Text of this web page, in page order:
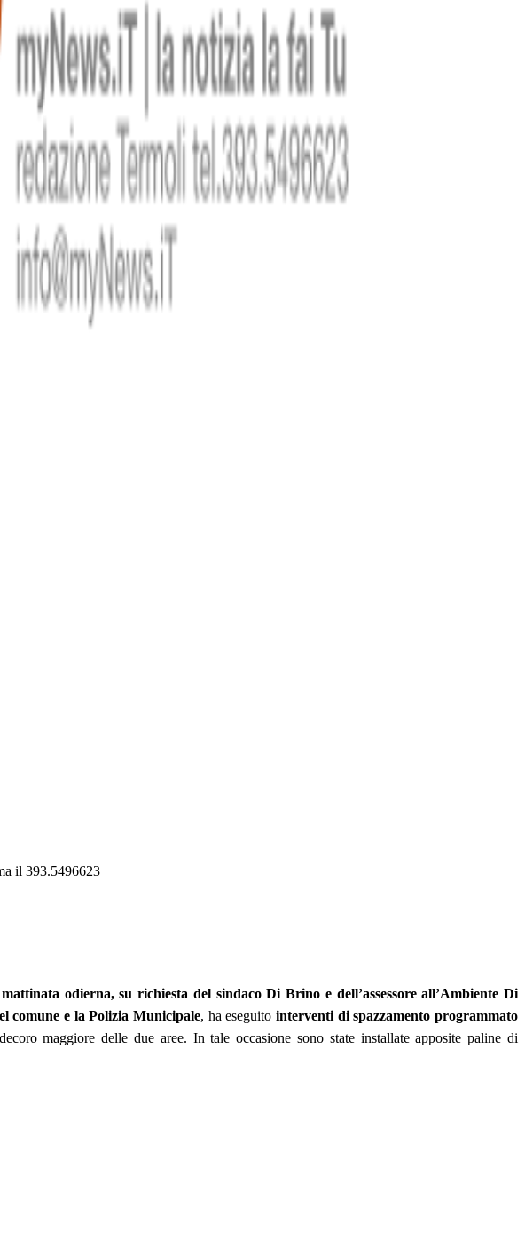
il 393.5496623
odierna, su richiesta del sindaco Di Brino e dell’assessore all’Ambiente Di
comune e la Polizia Municipale, ha eseguito interventi di spazzamento programmato
maggiore delle due aree. In tale occasione sono state installate apposite paline di